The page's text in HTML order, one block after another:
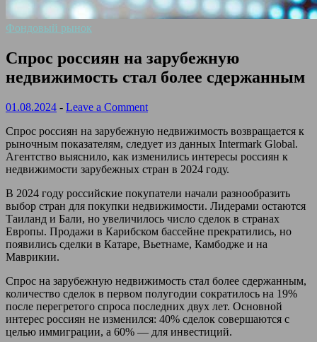
Фондовый рынок
Спрос россиян на зарубежную
недвижимость стал более сдержанным
01.08.2024 - Leave a Comment
Спрос россиян на зарубежную недвижимость возвращается к
рыночным показателям, следует из данных Intermark Global.
Агентство выяснило, как изменились интересы россиян к
недвижимости зарубежных стран в 2024 году.
В 2024 году российские покупатели начали разнообразить
выбор стран для покупки недвижимости. Лидерами остаются
Таиланд и Бали, но увеличилось число сделок в странах
Европы. Продажи в Карибском бассейне прекратились, но
появились сделки в Катаре, Вьетнаме, Камбодже и на
Маврикии.
Спрос на зарубежную недвижимость стал более сдержанным,
количество сделок в первом полугодии сократилось на 19%
после перегретого спроса последних двух лет. Основной
интерес россиян не изменился: 40% сделок совершаются с
целью иммиграции, а 60% — для инвестиций.